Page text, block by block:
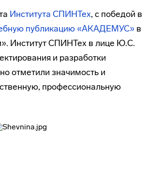
Института СПИНТех, с победой в
публикацию «АКАДЕМУС» в
Институт СПИНТех в лице Ю.С.
и разработки
отметили значимость и
профессиональную